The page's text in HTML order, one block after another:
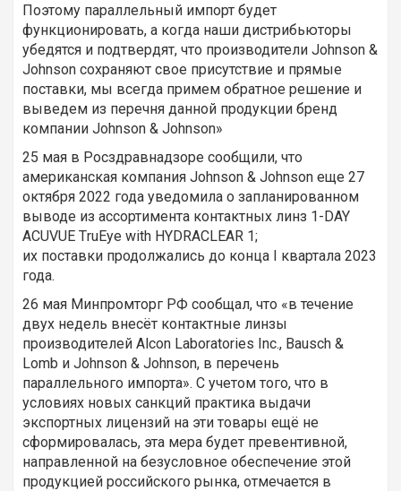
Поэтому параллельный импорт будет
функционировать, а когда наши дистрибьюторы
убедятся и подтвердят, что производители Johnson &
Johnson сохраняют свое присутствие и прямые
поставки, мы всегда примем обратное решение и
выведем из перечня данной продукции бренд
компании Johnson & Johnson»
25 мая в Росздравнадзоре сообщили, что
американская компания Johnson & Johnson еще 27
октября 2022 года уведомила о запланированном
выводе из ассортимента контактных линз 1-DAY
ACUVUE ТruЕуе with HYDRACLEAR 1;
их поставки продолжались до конца I квартала 2023
года.
26 мая Минпромторг РФ сообщал, что «в течение
двух недель внесёт контактные линзы
производителей Alcon Laboratories Inc., Bausch &
Lomb и Johnson & Johnson, в перечень
параллельного импорта». С учетом того, что в
условиях новых санкций практика выдачи
экспортных лицензий на эти товары ещё не
сформировалась, эта мера будет превентивной,
направленной на безусловное обеспечение этой
продукцией российского рынка, отмечается в